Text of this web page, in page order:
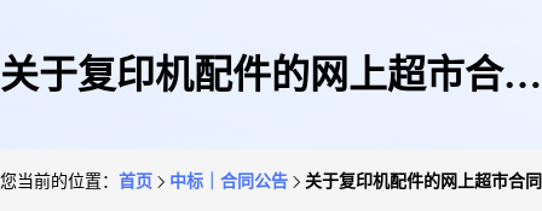
关于复印机配件的网上超市合同
您当前的位置： 首页 中标｜合同公告 关于复印机配件的网上超市合